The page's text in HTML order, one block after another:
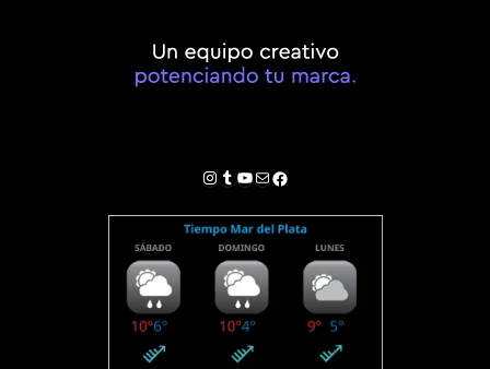
Instagram
Tumblr
YouTube
Correo electrónico
Facebook